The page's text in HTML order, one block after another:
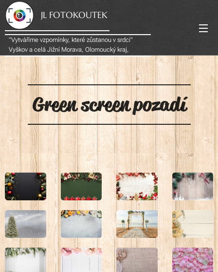
JL FOTOKOUTEK
"Vytváříme vzpomínky, které zůstanou v srdci"
Vyškov a celá Jižní Morava, Olomoucký kraj,
Zlínský krajOlomouci Olomoucky k
Green screenpozadí